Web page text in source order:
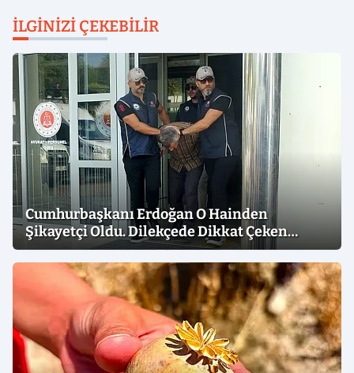
İLGINIZI ÇEKEBILIR
Cumhurbaşkanı Erdoğan O Hainden
Şikayetçi Oldu. Dilekçede Dikkat Çeken
İfadeler